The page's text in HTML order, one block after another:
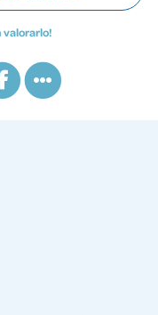
valorarlo!